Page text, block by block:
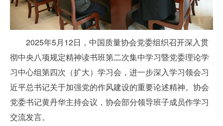
2025年5月12日，中国质量协会党委组织召开深入贯
彻中央八项规定精神读书班第二次集中学习暨党委理论学
习中心组第四次（扩大）学习会，进一步深入学习领会习
近平总书记关于加强党的作风建设的重要论述精神。协会
党委书记黄丹华主持会议，协会部分领导班子成员作学习
交流发言。